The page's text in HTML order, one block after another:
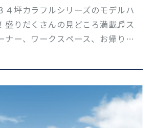
４坪カラフルシリーズのモデルハ
盛りだくさんの見どころ満載♬ス
ナー、ワークスペース、お帰り手
床材を採用！Z空調で一年中快適な